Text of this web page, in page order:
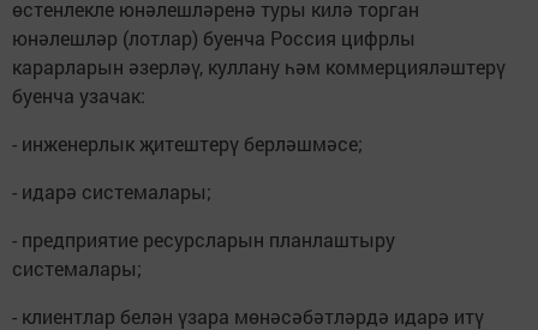
өстенлекле юнәлешләренә туры килә торган
юнәлешләр (лотлар) буенча Россия цифрлы
карарларын әзерләү, куллану һәм коммерцияләштерү
буенча узачак:
- инженерлык җитештерү берләшмәсе;
- идарә системалары;
- предприятие ресурсларын планлаштыру
системалары;
- клиентлар белән үзара мөнәсәбәтләрдә идарә итү